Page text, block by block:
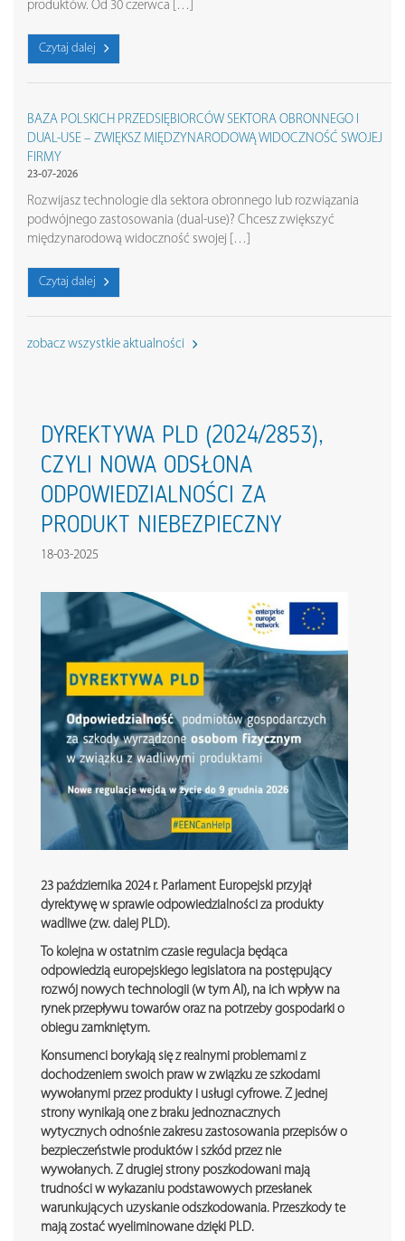
produktów. Od 30 czerwca […]
Czytaj dalej
BAZA POLSKICH PRZEDSIĘBIORCÓW SEKTORA OBRONNEGO I
DUAL-USE – ZWIĘKSZ MIĘDZYNARODOWĄ WIDOCZNOŚĆ SWOJEJ
FIRMY
23-07-2026
Rozwijasz technologie dla sektora obronnego lub rozwiązania
podwójnego zastosowania (dual-use)? Chcesz zwiększyć
międzynarodową widoczność swojej […]
Czytaj dalej
zobacz wszystkie aktualności
DYREKTYWA PLD (2024/2853),
CZYLI NOWA ODSŁONA
ODPOWIEDZIALNOŚCI ZA
PRODUKT NIEBEZPIECZNY
18-03-2025
23 października 2024 r. Parlament Europejski przyjął
dyrektywę w sprawie odpowiedzialności za produkty
wadliwe (zw. dalej PLD).
To kolejna w ostatnim czasie regulacja będąca
odpowiedzią europejskiego legislatora na postępujący
rozwój nowych technologii (w tym AI), na ich wpływ na
rynek przepływu towarów oraz na potrzeby gospodarki o
obiegu zamkniętym.
Konsumenci borykają się z realnymi problemami z
dochodzeniem swoich praw w związku ze szkodami
wywołanymi przez produkty i usługi cyfrowe. Z jednej
strony wynikają one z braku jednoznacznych
wytycznych odnośnie zakresu zastosowania przepisów o
bezpieczeństwie produktów i szkód przez nie
wywołanych. Z drugiej strony poszkodowani mają
trudności w wykazaniu podstawowych przesłanek
warunkujących uzyskanie odszkodowania. Przeszkody te
mają zostać wyeliminowane dzięki PLD.